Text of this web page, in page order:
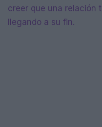
creer que una relación
llegando a su fin.